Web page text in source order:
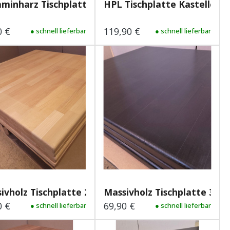
Tischplatte 25m...
Preis:
€ ● schnell lieferbar
HPL Tischplatte
Regulärer Preis:
119,90 € ● schnell lieferbar
Tischplatte 29mm...
Preis:
€ ● schnell lieferbar
Massivholz Tischplatte
Regulärer Preis:
69,90 € ● schnell lieferbar